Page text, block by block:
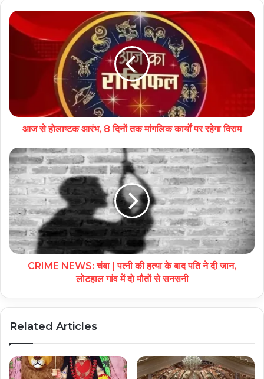
आज से होलाष्टक आरंभ, 8 दिनों तक मांगलिक कार्यों पर रहेगा विराम
CRIME NEWS: चंबा | पत्नी की हत्या के बाद पति ने दी जान,
लोटहाल गांव में दो मौतों से सनसनी
Related Articles